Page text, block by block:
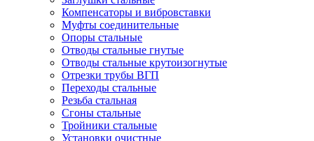
Компенсаторы и вибровставки
Муфты соединительные
Опоры стальные
Отводы стальные гнутые
Отводы стальные крутоизогнутые
Отрезки трубы ВГП
Переходы стальные
Резьба стальная
Сгоны стальные
Тройники стальные
Установки очистные